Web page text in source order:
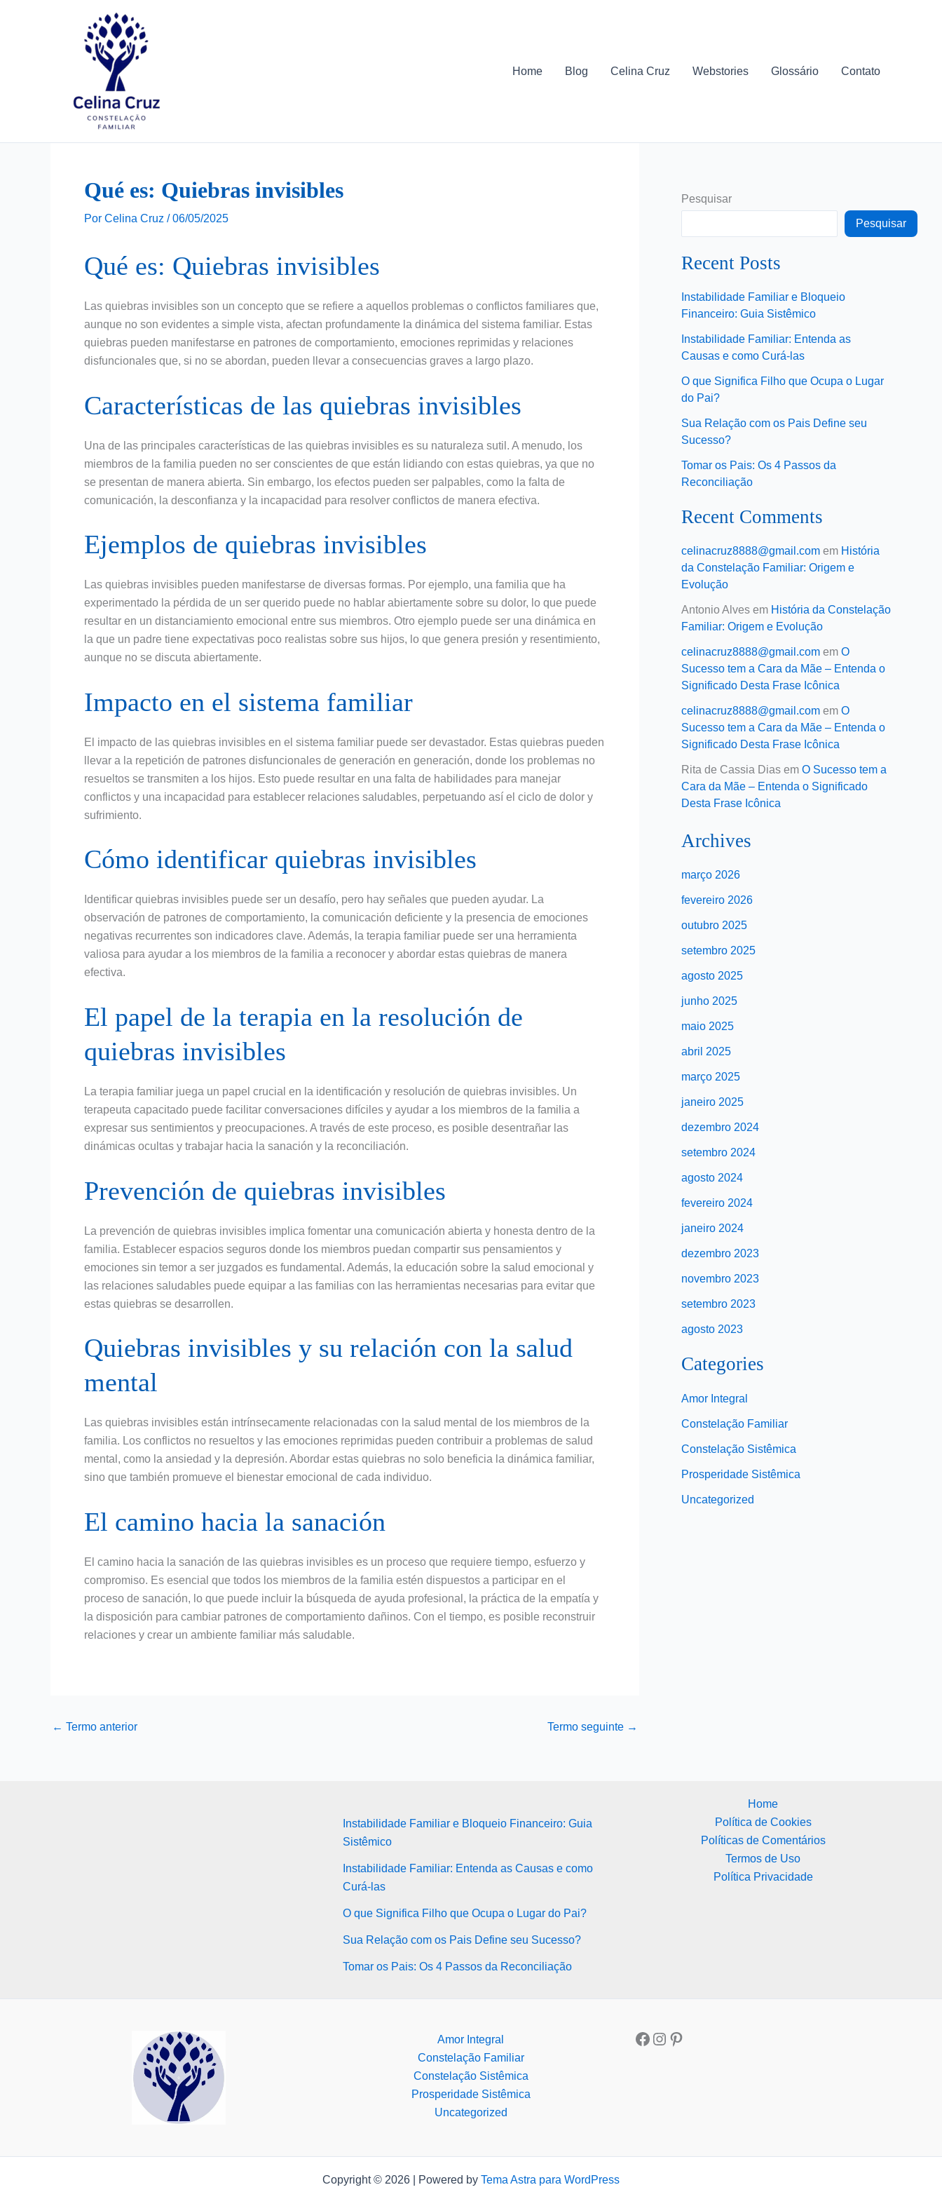
Home Blog Celina Cruz Webstories Glossário Contato
Qué es: Quiebras invisibles
Por Celina Cruz /06/05/2025
Qué es: Quiebras invisibles
Las quiebras invisibles son un concepto que se refiere a aquellos problemas o conflictos familiares que,
aunque no son evidentes a simple vista, afectan profundamente la dinámica del sistema familiar. Estas
quiebras pueden manifestarse en patrones de comportamiento, emociones reprimidas y relaciones
disfuncionales que, si no se abordan, pueden llevar a consecuencias graves a largo plazo.
Características de las quiebras invisibles
Una de las principales características de las quiebras invisibles es su naturaleza sutil. A menudo, los
miembros de la familia pueden no ser conscientes de que están lidiando con estas quiebras, ya que no
se presentan de manera abierta. Sin embargo, los efectos pueden ser palpables, como la falta de
comunicación, la desconfianza y la incapacidad para resolver conflictos de manera efectiva.
Ejemplos de quiebras invisibles
Las quiebras invisibles pueden manifestarse de diversas formas. Por ejemplo, una familia que ha
experimentado la pérdida de un ser querido puede no hablar abiertamente sobre su dolor, lo que puede
resultar en un distanciamiento emocional entre sus miembros. Otro ejemplo puede ser una dinámica en
la que un padre tiene expectativas poco realistas sobre sus hijos, lo que genera presión y resentimiento,
aunque no se discuta abiertamente.
Impacto en el sistema familiar
El impacto de las quiebras invisibles en el sistema familiar puede ser devastador. Estas quiebras pueden
llevar a la repetición de patrones disfuncionales de generación en generación, donde los problemas no
resueltos se transmiten a los hijos. Esto puede resultar en una falta de habilidades para manejar
conflictos y una incapacidad para establecer relaciones saludables, perpetuando así el ciclo de dolor y
sufrimiento.
Cómo identificar quiebras invisibles
Identificar quiebras invisibles puede ser un desafío, pero hay señales que pueden ayudar. La
observación de patrones de comportamiento, la comunicación deficiente y la presencia de emociones
negativas recurrentes son indicadores clave. Además, la terapia familiar puede ser una herramienta
valiosa para ayudar a los miembros de la familia a reconocer y abordar estas quiebras de manera
efectiva.
El papel de la terapia en la resolución de
quiebras invisibles
La terapia familiar juega un papel crucial en la identificación y resolución de quiebras invisibles. Un
terapeuta capacitado puede facilitar conversaciones difíciles y ayudar a los miembros de la familia a
expresar sus sentimientos y preocupaciones. A través de este proceso, es posible desentrañar las
dinámicas ocultas y trabajar hacia la sanación y la reconciliación.
Prevención de quiebras invisibles
La prevención de quiebras invisibles implica fomentar una comunicación abierta y honesta dentro de la
familia. Establecer espacios seguros donde los miembros puedan compartir sus pensamientos y
emociones sin temor a ser juzgados es fundamental. Además, la educación sobre la salud emocional y
las relaciones saludables puede equipar a las familias con las herramientas necesarias para evitar que
estas quiebras se desarrollen.
Quiebras invisibles y su relación con la salud
mental
Las quiebras invisibles están intrínsecamente relacionadas con la salud mental de los miembros de la
familia. Los conflictos no resueltos y las emociones reprimidas pueden contribuir a problemas de salud
mental, como la ansiedad y la depresión. Abordar estas quiebras no solo beneficia la dinámica familiar,
sino que también promueve el bienestar emocional de cada individuo.
El camino hacia la sanación
El camino hacia la sanación de las quiebras invisibles es un proceso que requiere tiempo, esfuerzo y
compromiso. Es esencial que todos los miembros de la familia estén dispuestos a participar en el
proceso de sanación, lo que puede incluir la búsqueda de ayuda profesional, la práctica de la empatía y
la disposición para cambiar patrones de comportamiento dañinos. Con el tiempo, es posible reconstruir
relaciones y crear un ambiente familiar más saludable.
← Termo anterior Termo seguinte →
Pesquisar
Pesquisar
Recent Posts
Instabilidade Familiar e Bloqueio
Financeiro: Guia Sistêmico
Instabilidade Familiar: Entenda as
Causas e como Curá-las
O que Significa Filho que Ocupa o Lugar
do Pai?
Sua Relação com os Pais Define seu
Sucesso?
Tomar os Pais: Os 4 Passos da
Reconciliação
Recent Comments
celinacruz8888@gmail.com em História
da Constelação Familiar: Origem e
Evolução
Antonio Alves em História da Constelação
Familiar: Origem e Evolução
celinacruz8888@gmail.com em O
Sucesso tem a Cara da Mãe – Entenda o
Significado Desta Frase Icônica
celinacruz8888@gmail.com em O
Sucesso tem a Cara da Mãe – Entenda o
Significado Desta Frase Icônica
Rita de Cassia Dias em O Sucesso tem a
Cara da Mãe – Entenda o Significado
Desta Frase Icônica
Archives
março 2026
fevereiro 2026
outubro 2025
setembro 2025
agosto 2025
junho 2025
maio 2025
abril 2025
março 2025
janeiro 2025
dezembro 2024
setembro 2024
agosto 2024
fevereiro 2024
janeiro 2024
dezembro 2023
novembro 2023
setembro 2023
agosto 2023
Categories
Amor Integral
Constelação Familiar
Constelação Sistêmica
Prosperidade Sistêmica
Uncategorized
Instabilidade Familiar e Bloqueio Financeiro: Guia
Sistêmico
Instabilidade Familiar: Entenda as Causas e como
Curá-las
O que Significa Filho que Ocupa o Lugar do Pai?
Sua Relação com os Pais Define seu Sucesso?
Tomar os Pais: Os 4 Passos da Reconciliação
Home
Política de Cookies
Políticas de Comentários
Termos de Uso
Política Privacidade
Amor Integral
Constelação Familiar
Constelação Sistêmica
Prosperidade Sistêmica
Uncategorized
Copyright © 2026 | Powered by Tema Astra para WordPress